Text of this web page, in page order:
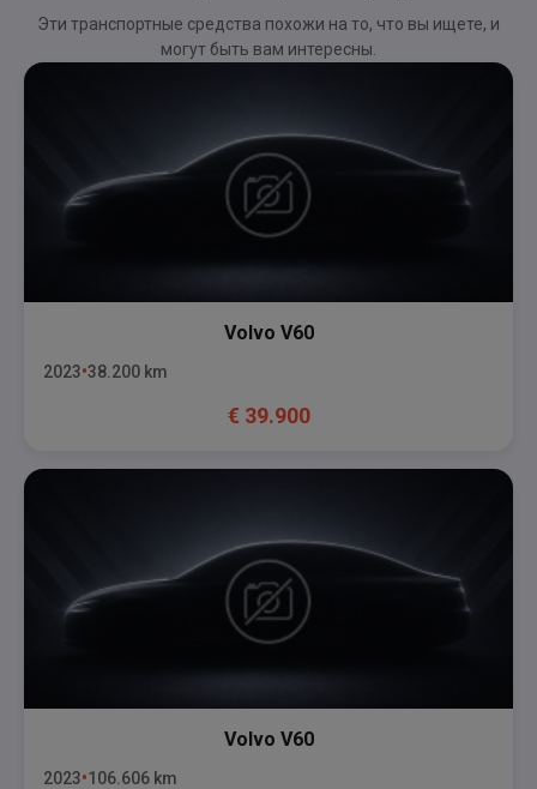
Эти транспортные средства похожи на то, что вы ищете, и
могут быть вам интересны.
Volvo V60
2023 38.200 km
€ 39.900
Volvo V60
2023 106.606 km